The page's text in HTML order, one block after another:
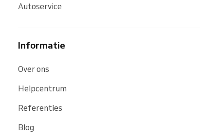
Autoservice
Informatie
Over ons
Helpcentrum
Referenties
Blog